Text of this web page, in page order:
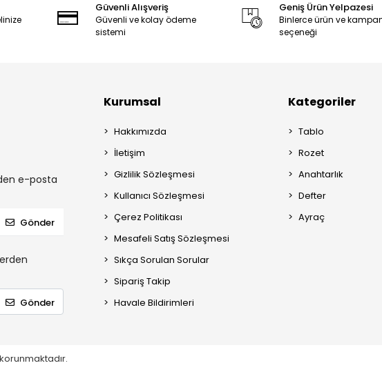
Güvenli Alışveriş
Güvenli ve kolay ödeme
sistemi
Geniş Ürün Yelpazesi
Binlerce ürün ve
seçeneği
e-posta
Gönder
Gönder
Kurumsal
Hakkımızda
İletişim
Gizlilik Sözleşmesi
Kullanıcı Sözleşmesi
Çerez Politikası
Mesafeli Satış Sözleşmesi
Sıkça Sorulan Sorular
Sipariş Takip
Havale Bildirimleri
Kategoriler
Tablo
Rozet
Anahtarlık
Defter
Ayraç